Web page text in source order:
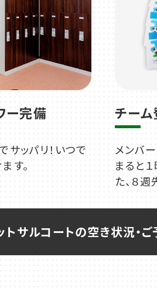
ー完備
サッパリ！いつで
す。
チーム
メンバ
まると
た、８
トサルコートの空き状況・ご